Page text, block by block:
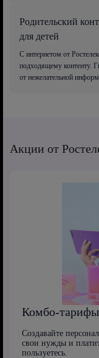
Родительский
для детей
С интернетом от
подходящему контенту.
от нежелательной
Акции от
Комбо-тарифы
Создавайте
свои нужды и
пользуетесь.